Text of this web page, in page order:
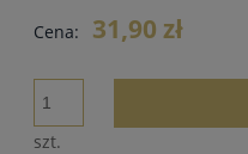
Cena: 31,90 zł
szt.